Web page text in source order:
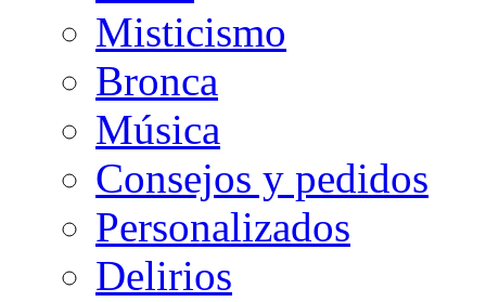
Misticismo
Bronca
Música
Consejos y pedidos
Personalizados
Delirios